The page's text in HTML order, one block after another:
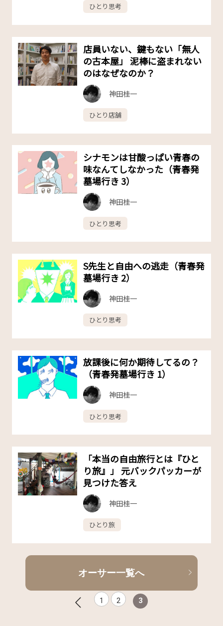
ひとり思考
店員いない、鍵もない「無人
の古本屋」 泥棒に盗まれない
のはなぜなのか？
神田桂一
ひとり店舗
シナモンは甘酸っぱい青春の
味なんてしなかった（青春発
墓場行き 3）
神田桂一
ひとり思考
S先生と自由への逃走（青春発
墓場行き 2）
神田桂一
ひとり思考
放課後に何か期待してるの？
（青春発墓場行き 1）
神田桂一
ひとり思考
「本当の自由旅行とは『ひと
り旅』」 元バックパッカーが
見つけた答え
神田桂一
ひとり旅
オーサー一覧へ
1 2 3